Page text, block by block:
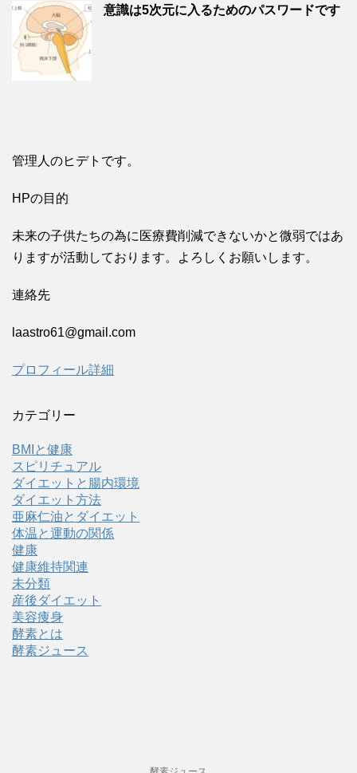
意識は5次元に入るためのパスワードです
管理人のヒデトです。
HPの目的
未来の子供たちの為に医療費削減できないかと微弱ではあ
りますが活動しております。よろしくお願いします。
連絡先
laastro61@gmail.com
プロフィール詳細
カテゴリー
BMIと健康
スピリチュアル
ダイエットと腸内環境
ダイエット方法
亜麻仁油とダイエット
体温と運動の関係
健康
健康維持関連
未分類
産後ダイエット
美容痩身
酵素とは
酵素ジュース